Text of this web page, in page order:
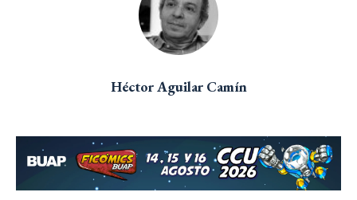
Héctor Aguilar Camín